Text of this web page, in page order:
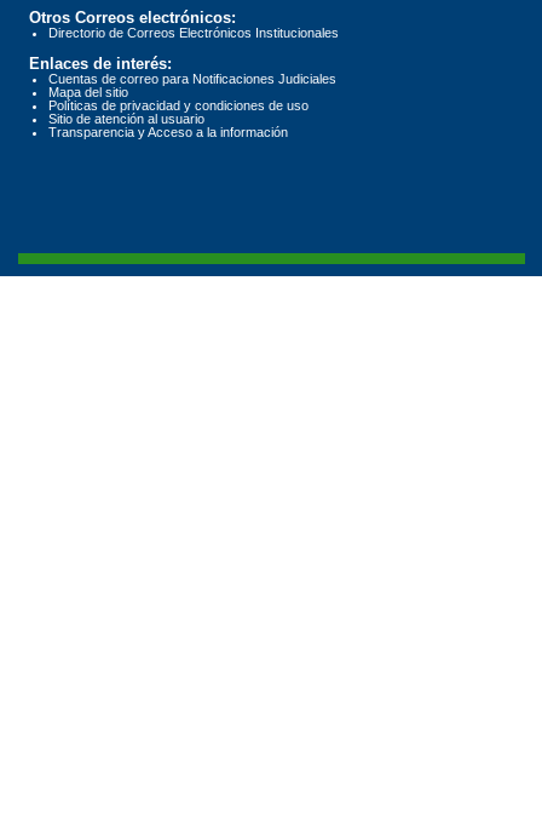
Otros Correos electrónicos:
Directorio de Correos Electrónicos Institucionales
Enlaces de interés:
Cuentas de correo para Notificaciones Judiciales
Mapa del sitio
Políticas de privacidad y condiciones de uso
Sitio de atención al usuario
Transparencia y Acceso a la información